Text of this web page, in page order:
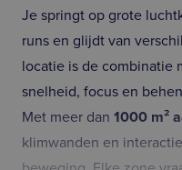
Je springt op grote
runs en glijdt van
locatie is de combinatie
snelheid, focus en
Met meer dan 1000 m²
klimwanden en